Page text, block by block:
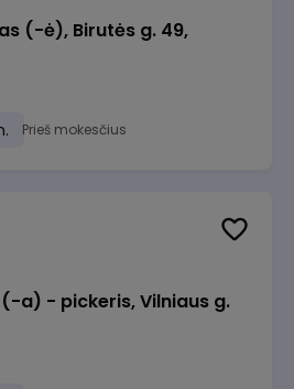
(-ė), Birutės g. 49,
Prieš mokesčius
a) - pickeris, Vilniaus g.